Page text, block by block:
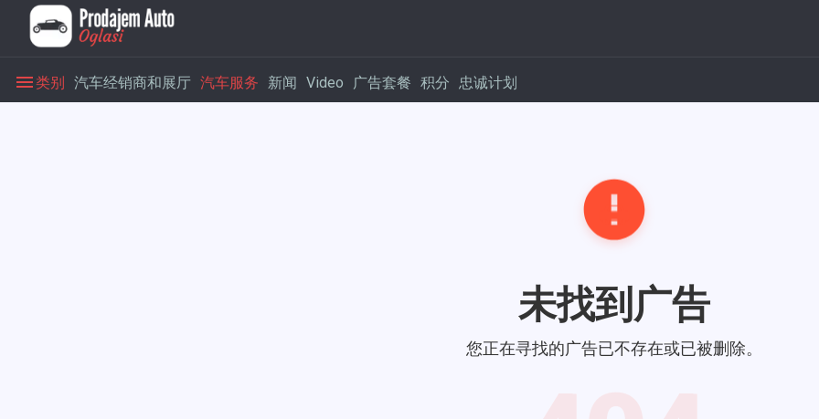
类别 汽车经销商和展厅 汽车服务 新闻 Video 广告套餐 积分 忠诚计划
未找到广告
您正在寻找的广告已不存在或已被删除。